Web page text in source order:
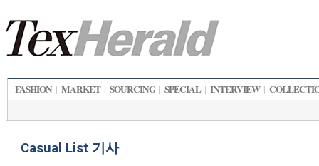
FASHION | MARKET | SOURCING | SPECIAL | INTERVIEW |
Casual List 기사